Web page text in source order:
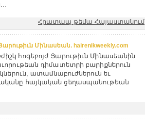
Հրատապ թեմա Հայաստանում
Մինասեան. hairenikweekly.com
հոգեբոյժ Յարութիւն Մինասեանին
դիմատետրի բարիքներուն
ատամնաբուժներուն եւ
հայկական ցեղասպանութեան